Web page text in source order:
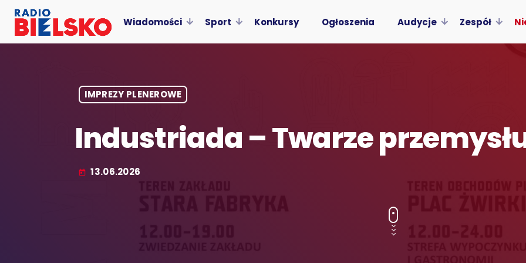
Wiadomości Sport Konkursy Ogłoszenia Audycje Zespół
IMPREZY PLENEROWE
Industriada – Twarze
today 13.06.2026